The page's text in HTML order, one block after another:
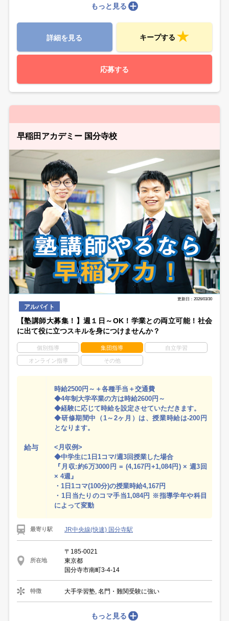
もっと見る
詳細を見る キープする
応募する
早稲田アカデミー 国分寺校
更新日：2026/03/30
アルバイト
【塾講師大募集！】週１日～OK！学業との両立可能！社会
に出て役に立つスキルを身につけませんか？
個別指導 集団指導 自立学習
オンライン指導 その他
給与
時給2500円～＋各種手当＋交通費
◆4年制大学卒業の方は時給2600円～
◆経験に応じて時給を設定させていただきます。
◆研修期間中（1～2ヶ月）は、授業時給は-200円
となります。
<月収例>
◆中学生に1日1コマ/週3回授業した場合
『月収:約6万3000円 = (4,167円+1,084円) × 週3回
× 4週』
・1日1コマ(100分)の授業時給4,167円
・1日当たりのコマ手当1,084円 ※指導学年や科目
によって変動
最寄り駅 JR中央線(快速) 国分寺駅
所在地
〒185-0021
東京都
国分寺市南町3-4-14
特徴 大手学習塾, 名門・難関受験に強い
もっと見る